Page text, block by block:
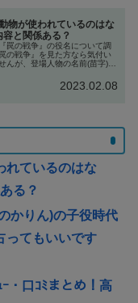
物が使われているのはな
と関係ある？
罠の戦争』の役名について調
の戦争』を見た方なら気付い
んが、登場人物の名前(苗字)に
2023.02.08
れているのはな
る？
かりん)の子役時代
ってもいいです
ｰ・口ｺﾐまとめ！高